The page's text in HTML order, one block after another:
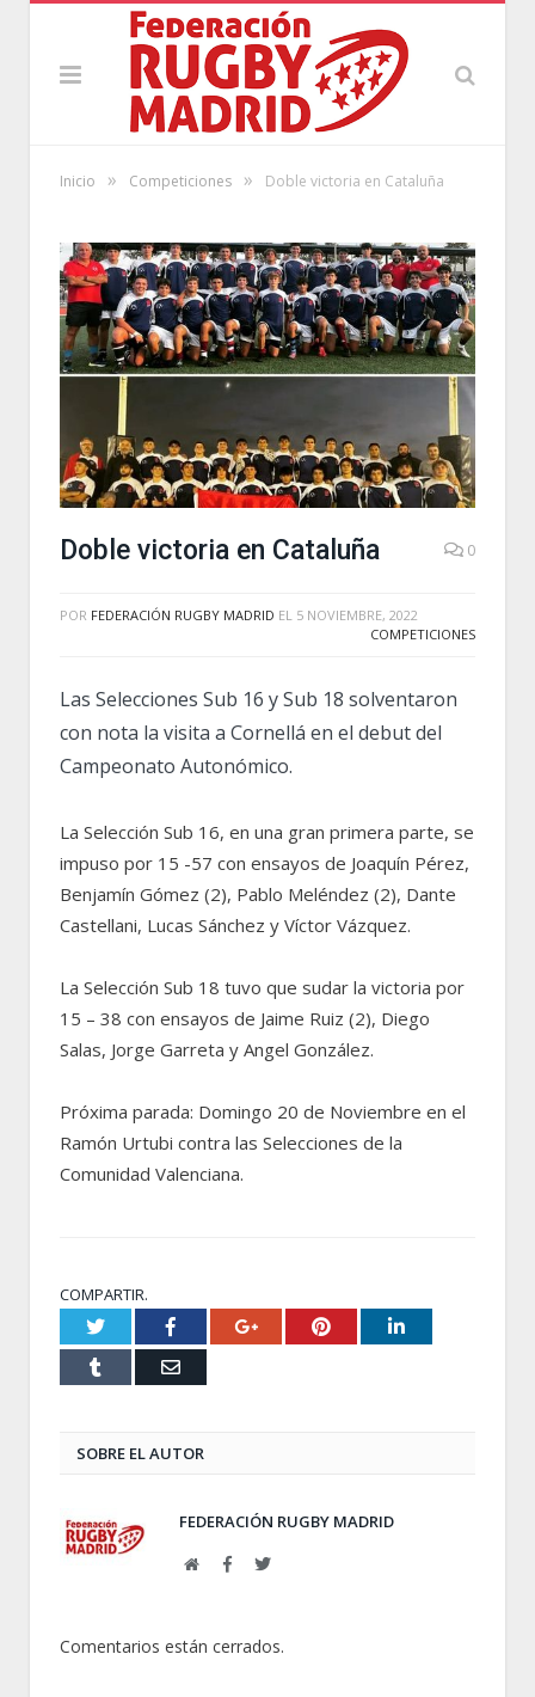
Inicio » Competiciones » Doble victoria en Cataluña
Doble victoria en Cataluña 0
POR FEDERACIÓN RUGBY MADRID EL 5 NOVIEMBRE, 2022
COMPETICIONES
Las Selecciones Sub 16 y Sub 18 solventaron
con nota la visita a Cornellá en el debut del
Campeonato Autonómico.
La Selección Sub 16, en una gran primera parte, se
impuso por 15 -57 con ensayos de Joaquín Pérez,
Benjamín Gómez (2), Pablo Meléndez (2), Dante
Castellani, Lucas Sánchez y Víctor Vázquez.
La Selección Sub 18 tuvo que sudar la victoria por
15 – 38 con ensayos de Jaime Ruiz (2), Diego
Salas, Jorge Garreta y Angel González.
Próxima parada: Domingo 20 de Noviembre en el
Ramón Urtubi contra las Selecciones de la
Comunidad Valenciana.
COMPARTIR.
Twitter Facebook Google+ Pinterest LinkedIn
Email
SOBRE EL AUTOR
FEDERACIÓN RUGBY MADRID
WebFacebookTwitter
Comentarios están cerrados.